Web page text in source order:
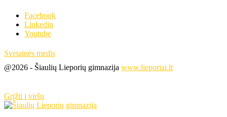
Facebook
Linkedin
Youtube
Svetainės medis
@2026 - Šiaulių Lieporių gimnazija www.lieporiai.lt
Grįžti į viršų